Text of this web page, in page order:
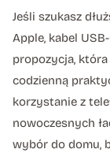
Jeśli szukasz
Apple, kabel
propozycja,
codzienną
korzystanie z
nowoczesnych
wybór do domu,